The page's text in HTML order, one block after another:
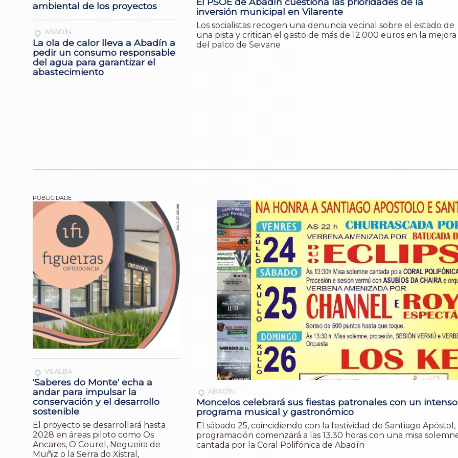
ambiental de los proyectos
ABADÍN
La ola de calor lleva a Abadín a
pedir un consumo responsable
del agua para garantizar el
abastecimiento
inversión municipal en Vilarente
Los socialistas recogen una denuncia vecinal sobre el estado de
una pista y critican el gasto de más de 12.000 euros en la mejora
del palco de Seivane
VILALBA
'Saberes do Monte' echa a
andar para impulsar la
conservación y el desarrollo
sostenible
El proyecto se desarrollará hasta
2028 en áreas piloto como Os
Ancares, O Courel, Negueira de
Muñiz o la Serra do Xistral,
ABADÍN
Moncelos celebrará sus fiestas patronales con un intenso
programa musical y gastronómico
El sábado 25, coincidiendo con la festividad de Santiago Apóstol,
programación comenzará a las 13.30 horas con una misa
cantada por la Coral Polifónica de Abadín